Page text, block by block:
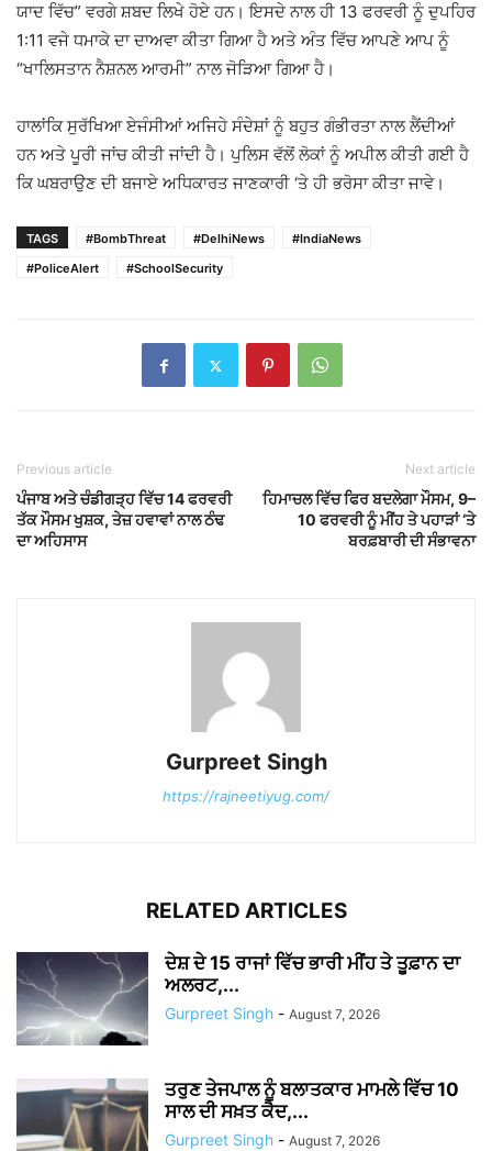
ਯਾਦ ਵਿੱਚ” ਵਰਗੇ ਸ਼ਬਦ ਲਿਖੇ ਹੋਏ ਹਨ। ਇਸਦੇ ਨਾਲ ਹੀ 13 ਫਰਵਰੀ ਨੂੰ ਦੁਪਹਿਰ
1:11 ਵਜੇ ਧਮਾਕੇ ਦਾ ਦਾਅਵਾ ਕੀਤਾ ਗਿਆ ਹੈ ਅਤੇ ਅੰਤ ਵਿੱਚ ਆਪਣੇ ਆਪ ਨੂੰ
“ਖਾਲਿਸਤਾਨ ਨੈਸ਼ਨਲ ਆਰਮੀ” ਨਾਲ ਜੋੜਿਆ ਗਿਆ ਹੈ।
ਹਾਲਾਂਕਿ ਸੁਰੱਖਿਆ ਏਜੰਸੀਆਂ ਅਜਿਹੇ ਸੰਦੇਸ਼ਾਂ ਨੂੰ ਬਹੁਤ ਗੰਭੀਰਤਾ ਨਾਲ ਲੈਂਦੀਆਂ
ਹਨ ਅਤੇ ਪੂਰੀ ਜਾਂਚ ਕੀਤੀ ਜਾਂਦੀ ਹੈ। ਪੁਲਿਸ ਵੱਲੋਂ ਲੋਕਾਂ ਨੂੰ ਅਪੀਲ ਕੀਤੀ ਗਈ ਹੈ
ਕਿ ਘਬਰਾਉਣ ਦੀ ਬਜਾਏ ਅਧਿਕਾਰਤ ਜਾਣਕਾਰੀ ‘ਤੇ ਹੀ ਭਰੋਸਾ ਕੀਤਾ ਜਾਵੇ।
TAGS #BombThreat #DelhiNews
#IndiaNews
#PoliceAlert
#SchoolSecurity
Previous article
ਪੰਜਾਬ ਅਤੇ ਚੰਡੀਗੜ੍ਹ ਵਿੱਚ 14 ਫਰਵਰੀ
ਤੱਕ ਮੌਸਮ ਖੁਸ਼ਕ, ਤੇਜ਼ ਹਵਾਵਾਂ ਨਾਲ ਠੰਢ
ਦਾ ਅਹਿਸਾਸ
Next article
ਹਿਮਾਚਲ ਵਿੱਚ ਫਿਰ ਬਦਲੇਗਾ ਮੌਸਮ, 9–
10 ਫਰਵਰੀ ਨੂੰ ਮੀਂਹ ਤੇ ਪਹਾੜਾਂ ‘ਤੇ
ਬਰਫ਼ਬਾਰੀ ਦੀ ਸੰਭਾਵਨਾ
Gurpreet Singh
https://rajneetiyug.com/
RELATED ARTICLES
ਦੇਸ਼ ਦੇ 15 ਰਾਜਾਂ ਵਿੱਚ ਭਾਰੀ ਮੀਂਹ ਤੇ ਤੂਫ਼ਾਨ ਦਾ
ਅਲਰਟ,...
Gurpreet Singh - August 7, 2026
ਤਰੁਣ ਤੇਜਪਾਲ ਨੂੰ ਬਲਾਤਕਾਰ ਮਾਮਲੇ ਵਿੱਚ 10
ਸਾਲ ਦੀ ਸਖ਼ਤ ਕੈਦ,...
Gurpreet Singh - August 7, 2026